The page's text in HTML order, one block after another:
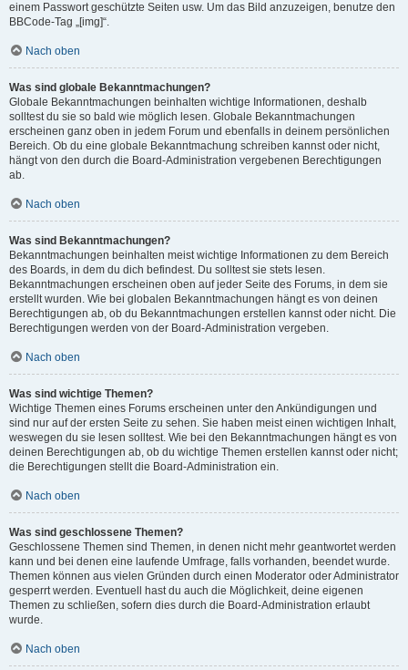
einem Passwort geschützte Seiten usw. Um das Bild anzuzeigen, benutze den
BBCode-Tag „[img]“.
Nach oben
Was sind globale Bekanntmachungen?
Globale Bekanntmachungen beinhalten wichtige Informationen, deshalb
solltest du sie so bald wie möglich lesen. Globale Bekanntmachungen
erscheinen ganz oben in jedem Forum und ebenfalls in deinem persönlichen
Bereich. Ob du eine globale Bekanntmachung schreiben kannst oder nicht,
hängt von den durch die Board-Administration vergebenen Berechtigungen
ab.
Nach oben
Was sind Bekanntmachungen?
Bekanntmachungen beinhalten meist wichtige Informationen zu dem Bereich
des Boards, in dem du dich befindest. Du solltest sie stets lesen.
Bekanntmachungen erscheinen oben auf jeder Seite des Forums, in dem sie
erstellt wurden. Wie bei globalen Bekanntmachungen hängt es von deinen
Berechtigungen ab, ob du Bekanntmachungen erstellen kannst oder nicht. Die
Berechtigungen werden von der Board-Administration vergeben.
Nach oben
Was sind wichtige Themen?
Wichtige Themen eines Forums erscheinen unter den Ankündigungen und
sind nur auf der ersten Seite zu sehen. Sie haben meist einen wichtigen Inhalt,
weswegen du sie lesen solltest. Wie bei den Bekanntmachungen hängt es von
deinen Berechtigungen ab, ob du wichtige Themen erstellen kannst oder nicht;
die Berechtigungen stellt die Board-Administration ein.
Nach oben
Was sind geschlossene Themen?
Geschlossene Themen sind Themen, in denen nicht mehr geantwortet werden
kann und bei denen eine laufende Umfrage, falls vorhanden, beendet wurde.
Themen können aus vielen Gründen durch einen Moderator oder Administrator
gesperrt werden. Eventuell hast du auch die Möglichkeit, deine eigenen
Themen zu schließen, sofern dies durch die Board-Administration erlaubt
wurde.
Nach oben